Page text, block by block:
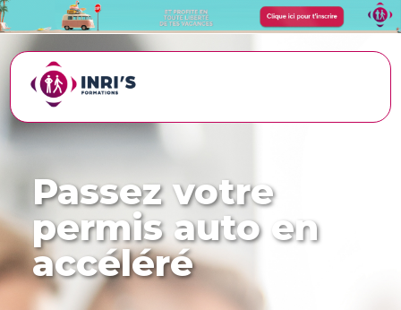
Passez votre
permis auto en
accéléré